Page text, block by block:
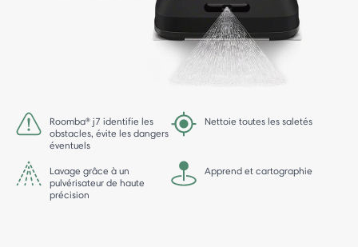
Roomba® j7 identifie les
obstacles, évite les dangers
éventuels
Nettoie toutes les saletés
Lavage grâce à un
pulvérisateur de haute
précision
Apprend et cartographie